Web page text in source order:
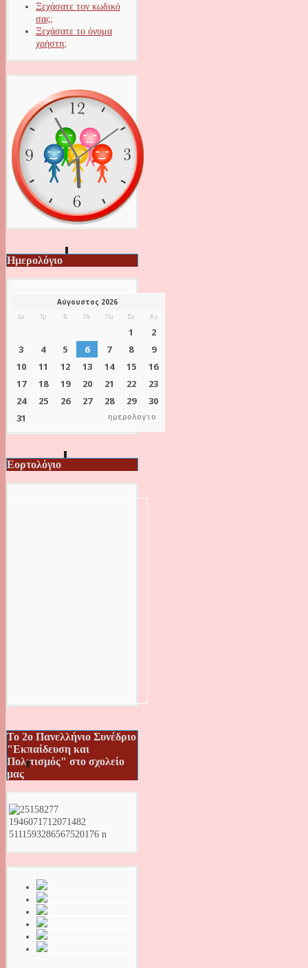
Ξεχάσατε τον κωδικό
σας;
Ξεχάσατε το όνομα
χρήστη;
Ημερολόγιο
ημερολογιο
Εορτολόγιο
Το 2ο Πανελλήνιο Συνέδριο
"Εκπαίδευση και
Πολιτισμός" στο σχολείο
μας